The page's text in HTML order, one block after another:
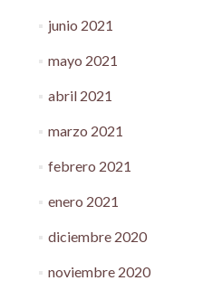
junio 2021
mayo 2021
abril 2021
marzo 2021
febrero 2021
enero 2021
diciembre 2020
noviembre 2020